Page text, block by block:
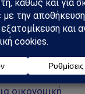
εθνικής
οικονομική